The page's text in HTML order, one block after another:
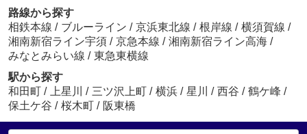
路線から探す
相鉄本線 / ブルーライン / 京浜東北線 / 根岸線 / 横須賀線 /
湘南新宿ライン宇須 / 京急本線 / 湘南新宿ライン高海 /
みなとみらい線 / 東急東横線
駅から探す
和田町 / 上星川 / 三ツ沢上町 / 横浜 / 星川 / 西谷 / 鶴ケ峰 /
保土ケ谷 / 桜木町 / 阪東橋